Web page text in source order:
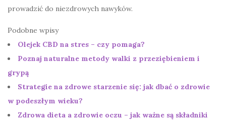
prowadzić do niezdrowych nawyków.
Podobne wpisy
Olejek CBD na stres – czy pomaga?
Poznaj naturalne metody walki z przeziębieniem i
grypą
Strategie na zdrowe starzenie się: jak dbać o zdrowie
w podeszłym wieku?
Zdrowa dieta a zdrowie oczu – jak ważne są składniki